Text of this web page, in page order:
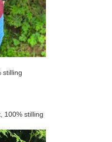
stilling
100% stilling